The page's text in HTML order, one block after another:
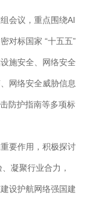
会议，重点围绕AI
对标国家 “十五五”
施安全、网络安全
网络安全威胁信息
防护指南等多项标
要作用，积极探讨
凝聚行业合力，
设护航网络强国建